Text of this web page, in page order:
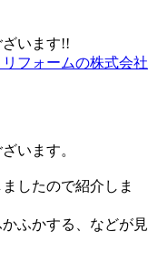
います!!
フォームの株式会社
います。
したので紹介しま
ふかする、などが見